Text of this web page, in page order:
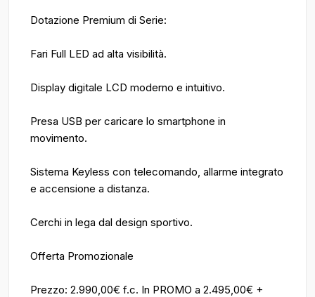
Dotazione Premium di Serie:
Fari Full LED ad alta visibilità.
Display digitale LCD moderno e intuitivo.
Presa USB per caricare lo smartphone in
movimento.
Sistema Keyless con telecomando, allarme integrato
e accensione a distanza.
Cerchi in lega dal design sportivo.
Offerta Promozionale
Prezzo: 2.990,00€ f.c. In PROMO a 2.495,00€ +